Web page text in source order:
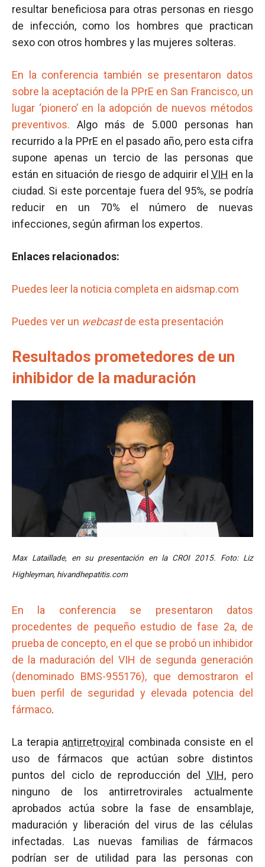
resultar beneficiosa para otras personas en riesgo
de infección, como los hombres que practican
sexo con otros hombres y las mujeres solteras.
En la conferencia también se presentaron datos
sobre la aceptación de la PPrE en San Francisco, un
lugar ‘pionero’ en la adopción de nuevos métodos
preventivos. Algo más de 5.000 personas han
recurrido a la PPrE en el pasado año, pero esta cifra
supone apenas un tercio de las personas que
están en situación de riesgo de adquirir el VIH en la
ciudad. Si este porcentaje fuera del 95%, se podría
reducir en un 70% el número de nuevas
infecciones, según afirman los expertos.
Enlaces relacionados:
Puedes leer la noticia completa en aidsmap.com
Puedes ver un webcastde esta presentación
Resultados prometedores de un
inhibidor de la maduración
Max Lataillade, en su presentación en la CROI 2015. Foto: Liz
Highleyman, hivandhepatitis.com
En la conferencia se presentaron datos
procedentes de pequeño estudio de fase 2a, de
prueba de concepto, en el que se probó un inhibidor
de la maduración del VIH de segunda generación
(denominado BMS-955176), que demostraron el
buen perfil de seguridad y elevada potencia del
fármaco.
La terapia antirretroviral combinada consiste en el
uso de fármacos que actúan sobre distintos
puntos del ciclo de reproducción del VIH, pero
ninguno de los antirretrovirales actualmente
aprobados actúa sobre la fase de ensamblaje,
maduración y liberación del virus de las células
infectadas. Las nuevas familias de fármacos
podrían ser de utilidad para las personas con